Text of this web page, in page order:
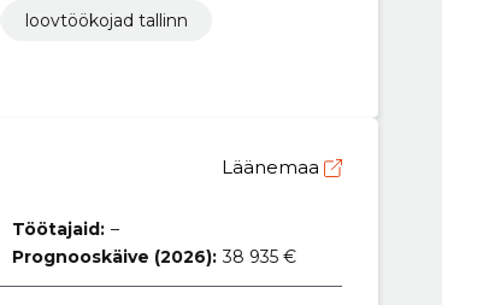
loovtöökojad tallinn
Läänemaa
Töötajaid: –
Prognooskäive (2026): 38 935 €